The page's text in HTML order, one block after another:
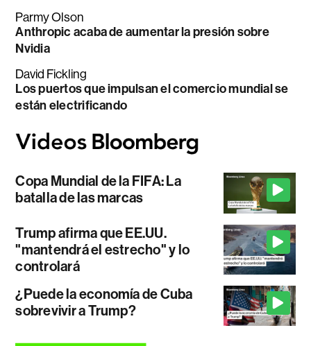
Parmy Olson
Anthropic acaba de aumentar la presión sobre
Nvidia
David Fickling
Los puertos que impulsan el comercio mundial se
están electrificando
Copa Mundial de la FIFA: La
batalla de las marcas
Trump afirma que EE.UU.
"mantendrá el estrecho" y lo
controlará
¿Puede la economía de Cuba
sobrevivir a Trump?